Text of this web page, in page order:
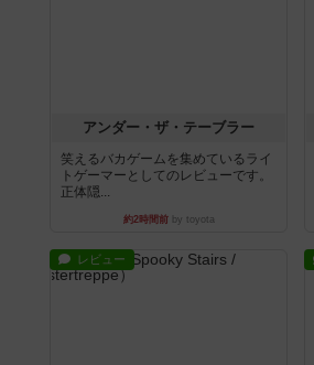
アンダー・ザ・テーブラー
笑えるバカゲームを集めているライ
トゲーマーとしてのレビューです。
正体隠...
約2時間前by toyota
レビュー